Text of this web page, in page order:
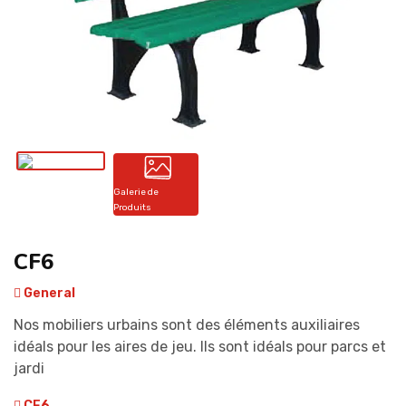
CONTACT
Galerie de
Produits
CF6
General
Nos mobiliers urbains sont des éléments auxiliaires
idéals pour les aires de jeu. Ils sont idéals pour parcs et
jardi